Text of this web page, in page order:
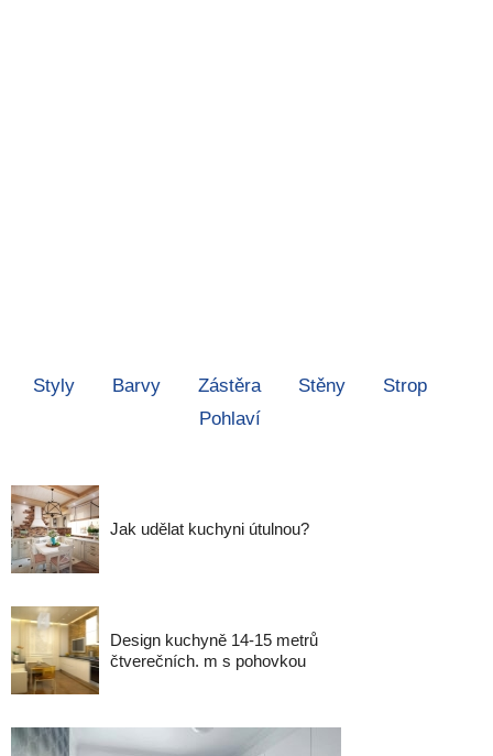
Styly Barvy Zástěra Stěny
Strop
Pohlaví
Jak udělat kuchyni útulnou?
Design kuchyně 14-15 metrů
čtverečních. m s pohovkou